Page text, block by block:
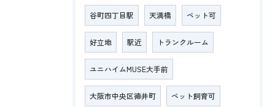
谷町四丁目駅 天満橋 ペット可
好立地 駅近 トランクルーム
ユニハイムMUSE大手前
大阪市中央区徳井町 ペット飼育可